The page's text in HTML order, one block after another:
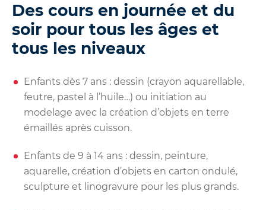
Des cours en journée et du
soir pour tous les âges et
tous les niveaux
Enfants dès 7 ans : dessin (crayon aquarellable,
feutre, pastel à l’huile…) ou initiation au
modelage avec la création d’objets en terre
émaillés après cuisson.
Enfants de 9 à 14 ans : dessin, peinture,
aquarelle, création d’objets en carton ondulé,
sculpture et linogravure pour les plus grands.